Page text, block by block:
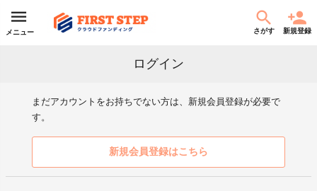
メニュー さがす 新規登録
ログイン
まだアカウントをお持ちでない方は、新規会員登録が必要で
す。
新規会員登録はこちら